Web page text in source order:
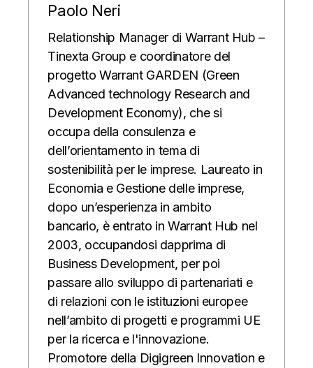
Paolo Neri
Relationship Manager di Warrant Hub –
Tinexta Group e coordinatore del
progetto Warrant GARDEN (Green
Advanced technology Research and
Development Economy), che si
occupa della consulenza e
dell’orientamento in tema di
sostenibilità per le imprese. Laureato in
Economia e Gestione delle imprese,
dopo un’esperienza in ambito
bancario, è entrato in Warrant Hub nel
2003, occupandosi dapprima di
Business Development, per poi
passare allo sviluppo di partenariati e
di relazioni con le istituzioni europee
nell’ambito di progetti e programmi UE
per la ricerca e l'innovazione.
Promotore della Digigreen Innovation e